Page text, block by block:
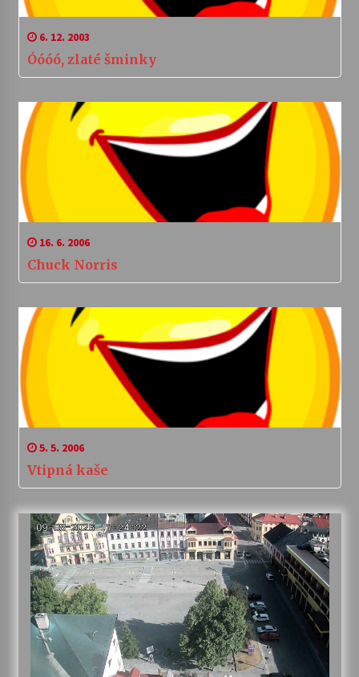
6. 12. 2003
Óóóó, zlaté šminky
16. 6. 2006
Chuck Norris
5. 5. 2006
Vtipná kaše